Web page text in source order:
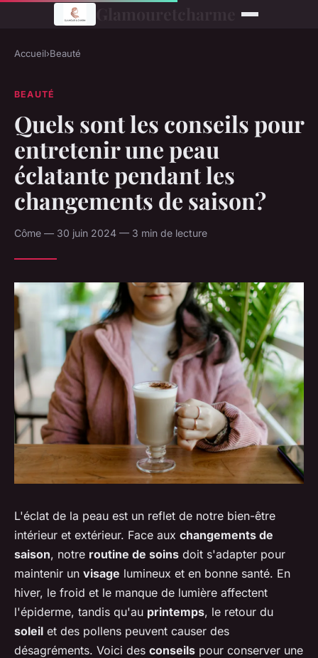
Accueil›Beauté
BEAUTÉ
Quels sont les conseils pour
entretenir une peau
éclatante pendant les
changements de saison?
Côme — 30 juin 2024 — 3 min de lecture
L'éclat de la peau est un reflet de notre bien-être
intérieur et extérieur. Face aux changements de
saison, notre routine de soins doit s'adapter pour
maintenir un visage lumineux et en bonne santé. En
hiver, le froid et le manque de lumière affectent
l'épiderme, tandis qu'au printemps, le retour du
soleil et des pollens peuvent causer des
désagréments. Voici des conseils pour conserver une